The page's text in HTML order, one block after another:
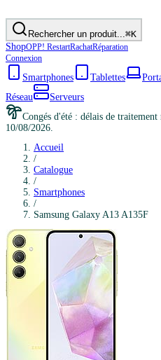
Rechercher un produit...⌘K
ShopOPP! RestartRachatRéparation
Connexion
Smartphones Tablettes
Réseau
Serveurs
Congés d'été : délais de
10/08/2026.
Accueil
/
Catalogue
/
Smartphones
/
Samsung Galaxy A13 A135F